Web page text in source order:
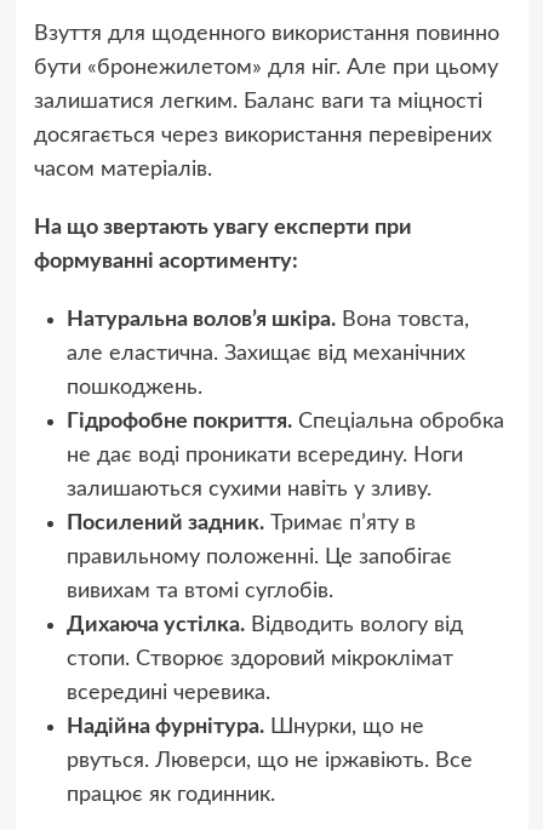
Взуття для щоденного використання повинно
бути «бронежилетом» для ніг. Але при цьому
залишатися легким. Баланс ваги та міцності
досягається через використання перевірених
часом матеріалів.
На що звертають увагу експерти при
формуванні асортименту:
Натуральна волов’я шкіра.Вона товста,
але еластична. Захищає від механічних
пошкоджень.
Гідрофобне покриття.Спеціальна обробка
не дає воді проникати всередину. Ноги
залишаються сухими навіть у зливу.
Посилений задник.Тримає п’яту в
правильному положенні. Це запобігає
вивихам та втомі суглобів.
Дихаюча устілка.Відводить вологу від
стопи. Створює здоровий мікроклімат
всередині черевика.
Надійна фурнітура.Шнурки, що не
рвуться. Люверси, що не іржавіють. Все
працює як годинник.